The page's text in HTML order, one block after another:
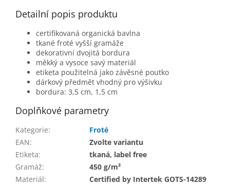
Detailní popis produktu
certifikovaná organická bavlna
tkané froté vyšší gramáže
dekorativní dvojitá bordura
měkký a vysoce savý materiál
etiketa použitelná jako závěsné poutko
dárkový předmět vhodný pro výšivku
bordura: 3,5 cm, 1,5 cm
Doplňkové parametry
Kategorie:
Froté
EAN:
Zvolte variantu
Etiketa:
tkaná, label free
Gramáž:
450 g/m²
Materiál:
Certified by Intertek GOTS-14289